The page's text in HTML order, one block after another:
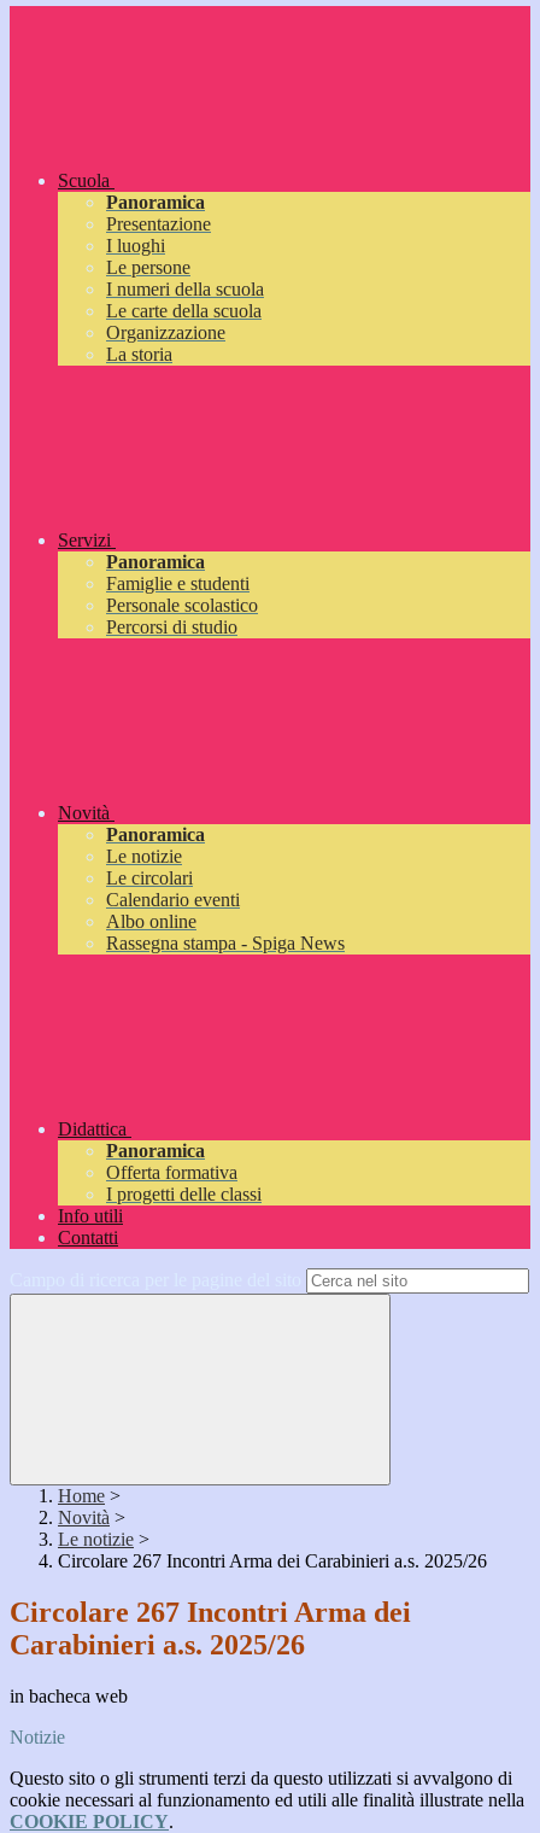
Scuola
Panoramica
Presentazione
I luoghi
Le persone
I numeri della scuola
Le carte della scuola
Organizzazione
La storia
Servizi
Panoramica
Famiglie e studenti
Personale scolastico
Percorsi di studio
Novità
Panoramica
Le notizie
Le circolari
Calendario eventi
Albo online
Rassegna stampa - Spiga News
Didattica
Panoramica
Offerta formativa
I progetti delle classi
Info utili
Contatti
Home >
Novità >
Le notizie >
Circolare 267 Incontri Arma dei Carabinieri a.s. 2025/26
Circolare 267 Incontri Arma dei
Carabinieri a.s. 2025/26
in bacheca web
Notizie
Questo sito o gli strumenti terzi da questo utilizzati si avvalgono di
cookie necessari al funzionamento ed utili alle finalità illustrate nella
COOKIE POLICY.